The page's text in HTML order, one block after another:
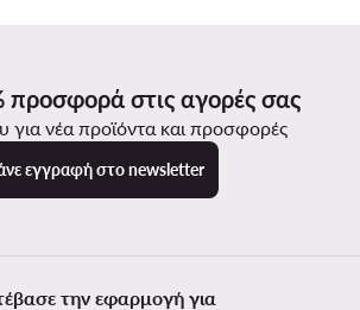
προσφορά στις αγορές σας
για νέα προϊόντα και προσφορές
εγγραφή στο newsletter
την εφαρμογή για